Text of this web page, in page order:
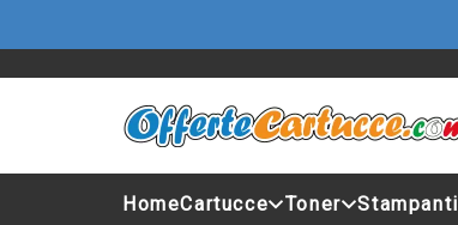
HomeCartucce Toner Stampanti